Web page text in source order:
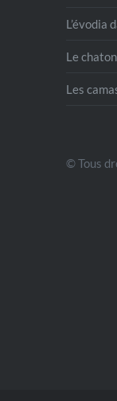
L’évodia
Le
Les
© Tous